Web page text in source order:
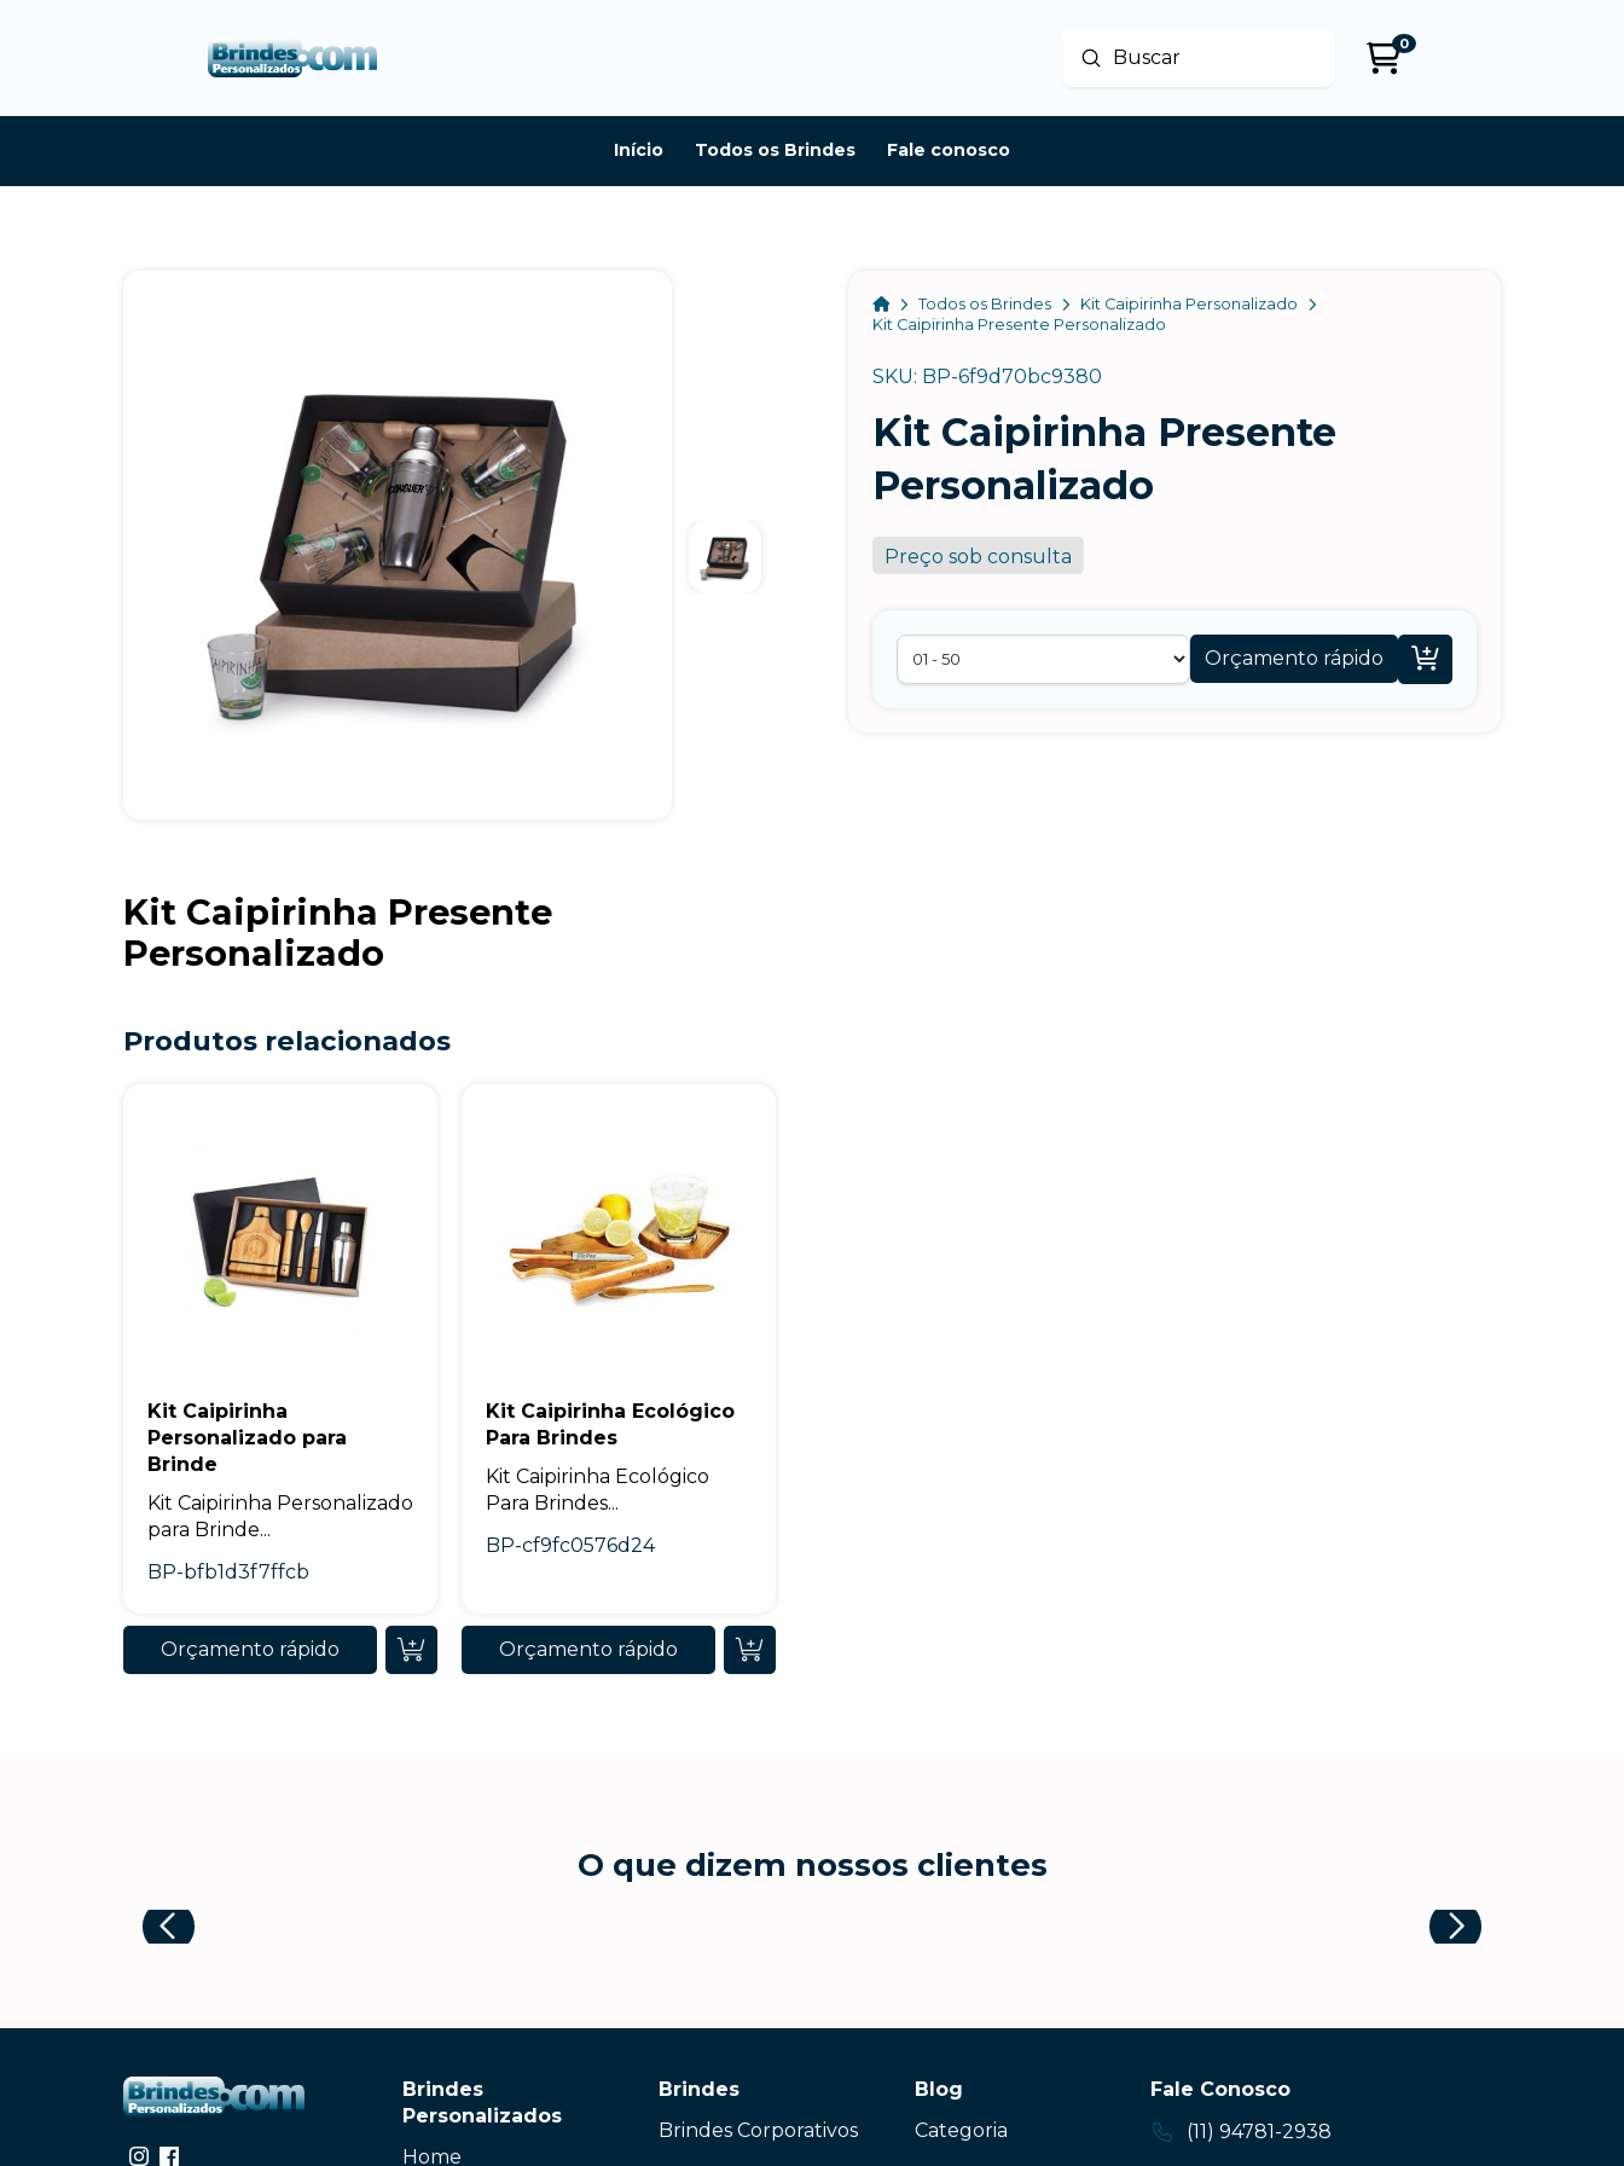
Buscar
Enviar
0
Início Todos os Brindes Fale conosco
HomeTodos os Brindes
Kit Caipirinha Personalizado
Kit Caipirinha Presente Personalizado
SKU: BP-6f9d70bc9380
Kit Caipirinha Presente
Personalizado
Preço sob consulta
Orçamento rápido 
Kit Caipirinha Presente
Personalizado
Produtos relacionados
Kit Caipirinha
Personalizado para
Brinde
Kit Caipirinha Personalizado
para Brinde...
BP-bfb1d3f7ffcb
Orçamento rápido
Kit Caipirinha Ecológico
Para Brindes
Kit Caipirinha Ecológico
Para Brindes...
BP-cf9fc0576d24
Orçamento rápido
O que dizem nossos clientes
Brindes
Personalizados
Home
Brindes
Brindes Corporativos
Blog
Categoria
Fale Conosco
(11) 94781-2938
+55
Eu concordo em receber comunicações.
privacidade, utilizaremos seus dados apenas para fins de
marketing. Você pode alterar suas preferências a qualquer
momento.